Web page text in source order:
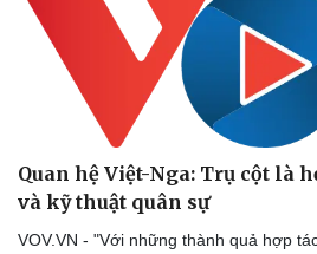
Quan hệ Việt-Nga: Trụ cột là
và kỹ thuật quân sự
VOV.VN - "Với những thành quả hợp